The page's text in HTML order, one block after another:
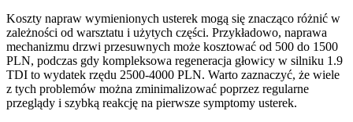
Koszty napraw wymienionych usterek mogą się znacząco różnić w
zależności od warsztatu i użytych części. Przykładowo, naprawa
mechanizmu drzwi przesuwnych może kosztować od 500 do 1500
PLN, podczas gdy kompleksowa regeneracja głowicy w silniku 1.9
TDI to wydatek rzędu 2500-4000 PLN. Warto zaznaczyć, że wiele
z tych problemów można zminimalizować poprzez regularne
przeglądy i szybką reakcję na pierwsze symptomy usterek.